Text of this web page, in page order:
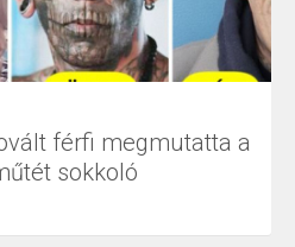
férfi megmutatta a
sokkoló